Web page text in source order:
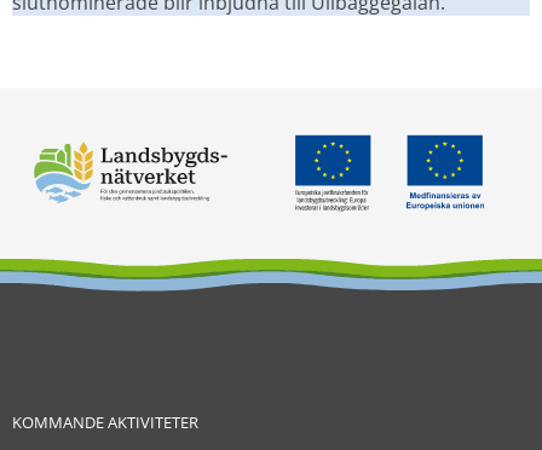
KOMMANDE AKTIVITETER